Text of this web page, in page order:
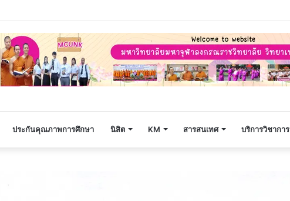
ต์ – เจริญจิตภาวนาก่อนปฏิบัติงาน วันจันทร์ที่่ ๖ กรกฎาคม ๒๕๖๙ เวลา ๐๙.๐๐ น.
ประกันคุณภาพการศึกษา นิสิต KM สารสนเทศ บริการวิชาการ